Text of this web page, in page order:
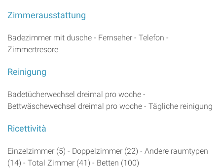
Zimmerausstattung
Badezimmer mit dusche - Fernseher - Telefon -
Zimmertresore
Reinigung
Badetücherwechsel dreimal pro woche -
Bettwäschewechsel dreimal pro woche - Tägliche reinigung
Ricettività
Einzelzimmer (5) - Doppelzimmer (22) - Andere raumtypen
(14) - Total Zimmer (41) - Betten (100)